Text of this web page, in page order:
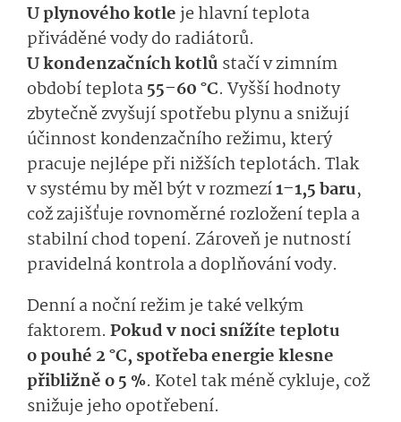
U plynového kotleje hlavní teplota
přiváděné vody do radiátorů.
U kondenzačních kotlů stačí v zimním
období teplota55–60 °C. Vyšší hodnoty
zbytečně zvyšují spotřebu plynu a snižují
účinnost kondenzačního režimu, který
pracuje nejlépe při nižších teplotách. Tlak
v systému by měl být v rozmezí1–1,5 baru,
což zajišťuje rovnoměrné rozložení tepla a
stabilní chod topení. Zároveň je nutností
pravidelná kontrola a doplňování vody.
Denní a noční režim je také velkým
faktorem. Pokud v noci snížíte teplotu
o pouhé 2 °C, spotřeba energie klesne
přibližně o 5 %. Kotel tak méně cykluje, což
snižuje jeho opotřebení.